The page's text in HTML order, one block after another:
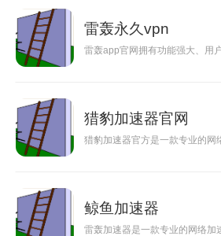
雷轰永久vpn
雷轰app官网拥有功能强大、用
猎豹加速器官网
猎豹加速器官方是一款专业的网
鲸鱼加速器
雷轰加速器是一款专业的网络加